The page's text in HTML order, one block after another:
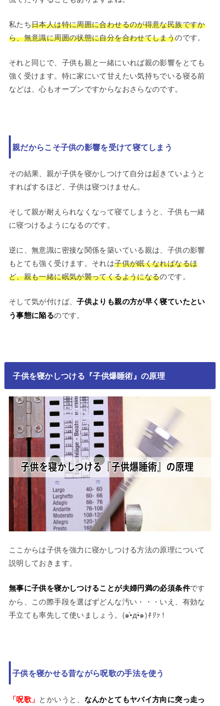
私たち日本人は特に周囲に合わせるのが得意な民族ですか
ら、無意識に周囲の状態に自分を合わせてしまうのです。
それと同じで、子供も親と一緒にいれば親の影響をとても
強く受けます。特に家にいて甘えたい気持ちでいる寝る前
などは、心もオープンですからなおさらなのです。
親だからこそ子供の影響を受けて寝てしまう
その結果、親が子供を寝かしつけて自分は起きていようと
すればするほど、子供は寝つけません。
そして親が耐えられなくなって寝てしまうと、子供も一緒
に寝つけるようになるのです。
逆に、無意識に密接な関係を築いている親は、子供の影響
もとても強く受けます。それは子供が眠くなればなるほ
ど、親も一緒に眠気が襲ってくるようになるのです。
そして気が付けば、子供よりも親の方が早く寝ていたとい
う事態に陥るのです。
子供を寝かしつける『子供爆睡術』の原理
ここからは子供を強力に寝かしつける方法の原理について
説明しておきます。
無事に子供を寝かしつけることが夫婦円満の必須条件です
から、この際手段を選ばずどんな汚い・・・いえ、有効な
手立ても率先して使いましょう。 (๑•̀д•́๑)ｷﾘｯ！
子供を寝かせる昔ながら呪歌の手法を使う
「呪歌」 とかいうと、 なんかとてもヤバイ方向に突っ走っ